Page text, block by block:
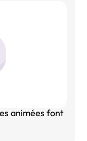
animées font